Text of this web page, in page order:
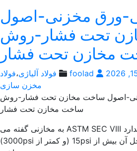
ورق مخزنی-اصول
تحت فشار-روش
مخازن تحت فشار
foolad فولاد آلیاژی ،فولاد
مخزن سازی
اصول ساخت مخازن تحت فشار-روش
ساخت مخازن تحت فشار
مخزن تحت فشار استاندارد ASTM SEC VIII به مخازنی گفته می
شود. که فشار طراحی داخل آن بیش از 15psi (و کمتر از 3000psi)